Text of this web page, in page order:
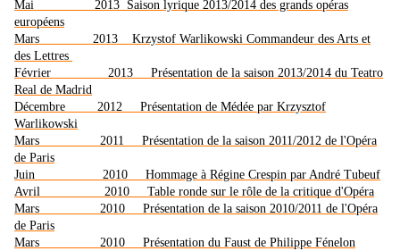
Mai 2013 Saison lyrique 2013/2014 des grands opéras
européens
Mars 2013 Krzystof Warlikowski Commandeur des Arts et
des Lettres
Février 2013 Présentation de la saison 2013/2014 du Teatro
Real de Madrid
Décembre 2012 Présentation de Médée par Krzysztof
Warlikowski
Mars 2011 Présentation de la saison 2011/2012 de l'Opéra
de Paris
Juin 2010 Hommage à Régine Crespin par André Tubeuf
Avril 2010 Table ronde sur le rôle de la critique d'Opéra
Mars 2010 Présentation de la saison 2010/2011 de l'Opéra
de Paris
Mars 2010 Présentation du Faust de Philippe Fénelon